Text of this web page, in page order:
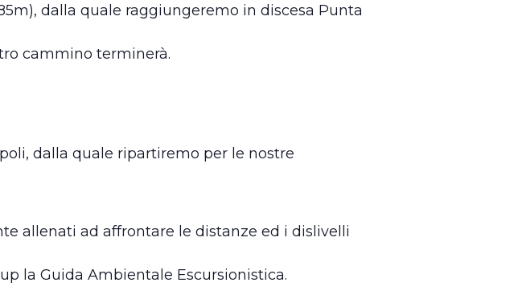
dalla quale raggiungeremo in discesa Punta
cammino terminerà.
dalla quale ripartiremo per le nostre
allenati ad affrontare le distanze ed i dislivelli
la Guida Ambientale Escursionistica.